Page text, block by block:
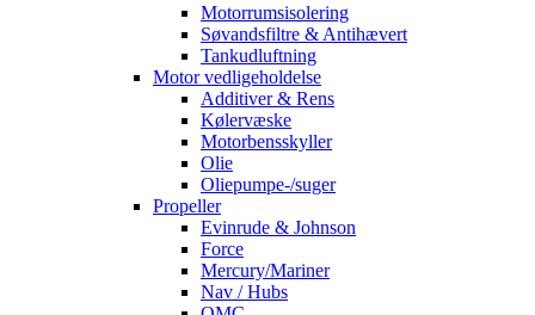
Motorrumsisolering
Søvandsfiltre & Antihævert
Tankudluftning
Motor vedligeholdelse
Additiver & Rens
Kølervæske
Motorbensskyller
Olie
Oliepumpe-/suger
Propeller
Evinrude & Johnson
Force
Mercury/Mariner
Nav / Hubs